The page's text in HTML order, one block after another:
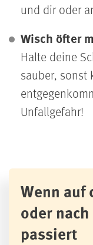
und dir oder
Wisch öfter
Halte deine
sauber, sonst
Unfallgefahr!
Wenn auf
oder
passiert